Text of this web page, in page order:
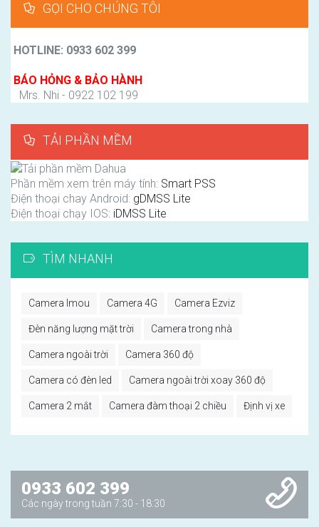
GỌI CHO CHÚNG TÔI
HOTLINE: 0933 602 399
BÁO HỎNG & BẢO HÀNH
Mrs. Nhi - 0922 102 199
TẢI PHẦN MỀM
Phần mềm xem trên máy tính: Smart PSS
Điện thoại chay Android: gDMSS Lite
Điện thoại chạy IOS: iDMSS Lite
TÌM NHANH
Camera Imou Camera 4G Camera Ezviz
Đèn năng lượng mặt trời Camera trong nhà
Camera ngoài trời Camera 360 độ
Camera có đèn led Camera ngoài trời xoay 360 độ
Camera 2 mắt Camera đàm thoại 2 chiều Định vị xe
0933 602 399
Các ngày trong tuần 7:30 - 18:30